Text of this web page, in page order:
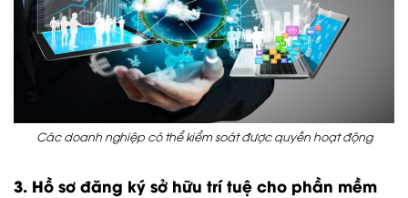
Các doanh nghiệp có thể kiểm soát được quyền hoạt động
3. Hồ sơ đăng ký sở hữu trí tuệ cho phần mềm